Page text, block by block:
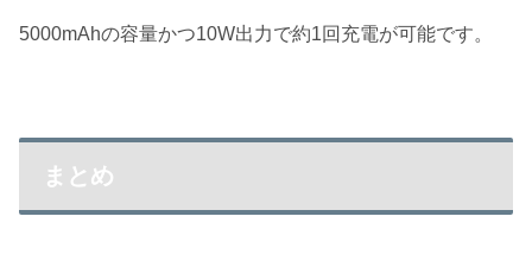
5000mAhの容量かつ10W出力で約1回充電が可能です。
まとめ